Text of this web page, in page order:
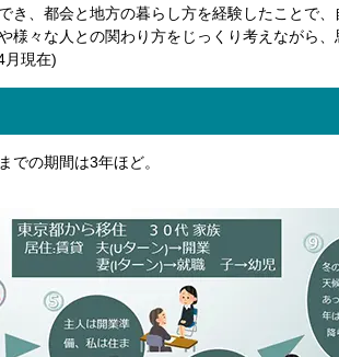
き、都会と地方の暮らし方を経験したことで
様々な人との関わり方をじっくり考えながら、
月現在)
での期間は3年ほど。